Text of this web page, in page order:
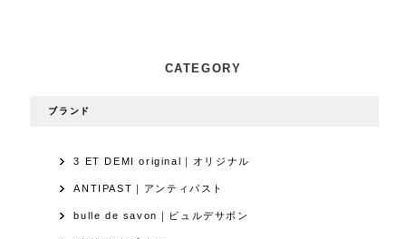
CATEGORY
ブランド
3 ET DEMI original｜オリジナル
ANTIPAST｜アンティパスト
bulle de savon｜ビュルデサボン